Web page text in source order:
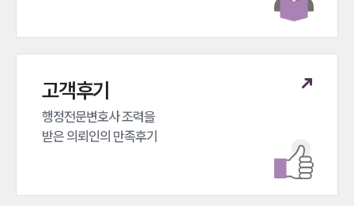
고객후기
행정전문변호사 조력을
받은 의뢰인의 만족후기